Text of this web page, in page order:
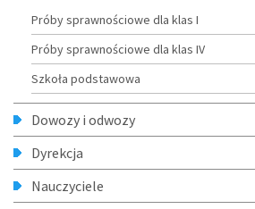
Próby sprawnościowe dla klas I
Próby sprawnościowe dla klas IV
Szkoła podstawowa
Dowozy i odwozy
Dyrekcja
Nauczyciele